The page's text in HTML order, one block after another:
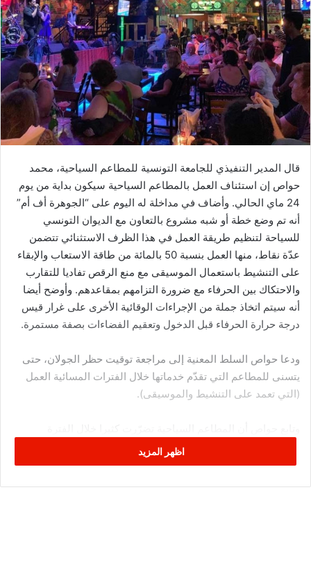
قال المدير التنفيذي للجامعة التونسية للمطاعم السياحية، محمد
حواص إن استئناف العمل بالمطاعم السياحية سيكون بداية من يوم
24 ماي الحالي. وأضاف في مداخلة له اليوم على “الجوهرة أف أم”
أنه تم وضع خطة أو شبه مشروع بالتعاون مع الديوان التونسي
للسياحة لتنظيم طريقة العمل في هذا الظرف الاستثنائي تتضمن
عدّة نقاط، منها العمل بنسبة 50 بالمائة من طاقة الاستعاب والإبقاء
على التنشيط باستعمال الموسيقى مع منع الرقص تفاديا للتقارب
والاحتكاك بين الحرفاء مع ضرورة التزامهم بمقاعدهم. وأوضح أيضا
أنه سيتم اتخاذ جملة من الإجراءات الوقائية الأخرى على غرار قيس
درجة حرارة الحرفاء قبل الدخول وتعقيم الفضاءات بصفة مستمرة.
ودعا حواص السلط المعنية إلى مراجعة توقيت حظر الجولان، حتى
يتسنى للمطاعم التي تقدّم خدماتها خلال الفترات المسائية العمل
(التي تعمد على التنشيط والموسيقى).
الماضية، في ظل تخلي الدولة عن هذا القطاع، وفق تعبيره.
اظهر المزيد